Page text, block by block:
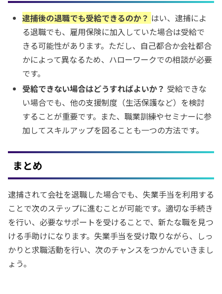
逮捕後の退職でも受給できるのか？ はい、逮捕によ
る退職でも、雇用保険に加入していた場合は受給で
きる可能性があります。ただし、自己都合か会社都合
かによって異なるため、ハローワークでの相談が必要
です。
受給できない場合はどうすればよいか？ 受給できな
い場合でも、他の支援制度（生活保護など）を検討
することが重要です。また、職業訓練やセミナーに参
加してスキルアップを図ることも一つの方法です。
まとめ
逮捕されて会社を退職した場合でも、失業手当を利用する
ことで次のステップに進むことが可能です。適切な手続き
を行い、必要なサポートを受けることで、新たな職を見つ
ける手助けになります。失業手当を受け取りながら、しっ
かりと求職活動を行い、次のチャンスをつかんでいきまし
ょう。